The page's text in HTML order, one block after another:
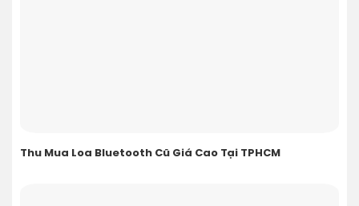
Thu Mua Loa Bluetooth Cũ Giá Cao Tại TPHCM